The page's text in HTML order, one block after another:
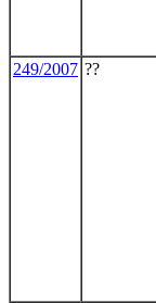
249/2007 ??